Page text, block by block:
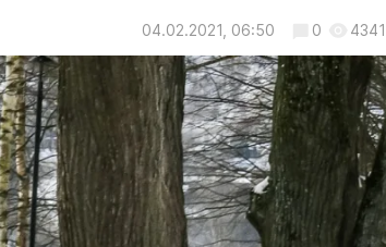
04.02.2021, 06:50 0 4341